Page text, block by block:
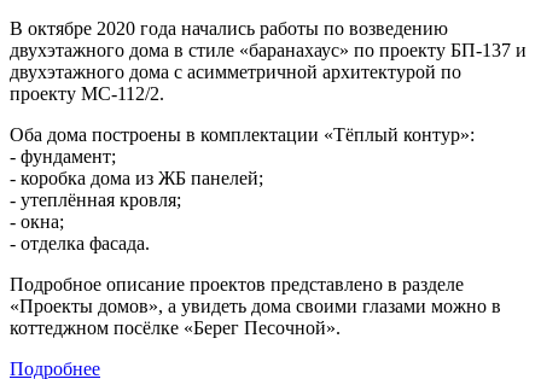
В октябре 2020 года начались работы по возведению
двухэтажного дома в стиле «баранахаус» по проекту БП-137 и
двухэтажного дома с асимметричной архитектурой по
проекту МС-112/2.
Оба дома построены в комплектации «Тёплый контур»:
- фундамент;
- коробка дома из ЖБ панелей;
- утеплённая кровля;
- окна;
- отделка фасада.
Подробное описание проектов представлено в разделе
«Проекты домов», а увидеть дома своими глазами можно в
коттеджном посёлке «Берег Песочной».
Подробнее